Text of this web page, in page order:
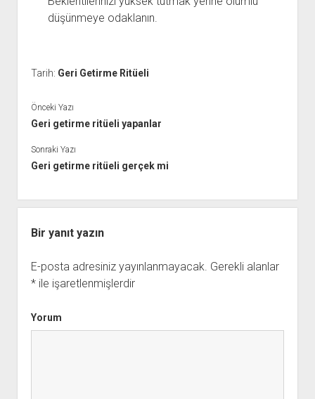
düşünmeye odaklanın.
Tarih: Geri Getirme Ritüeli
Önceki Yazı
Geri getirme ritüeli yapanlar
Sonraki Yazı
Geri getirme ritüeli gerçek mi
Bir yanıt yazın
E-posta adresiniz yayınlanmayacak. Gerekli alanlar
*ile işaretlenmişlerdir
Yorum